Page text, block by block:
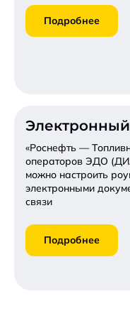
Подробнее
«Роснефть —
операторов ЭДО
можно настроить
электронными
связи
Подробнее